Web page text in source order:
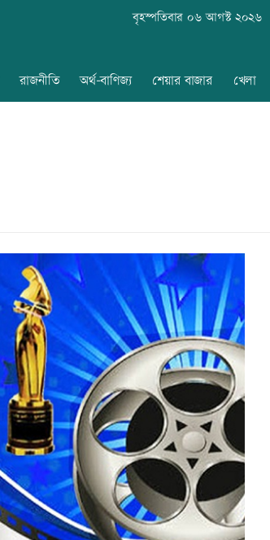
বৃহস্পতিবার ০৬ আগস্ট ২০২৬
রাজনীতি অর্থ-বাণিজ্য শেয়ার বাজার খেলা